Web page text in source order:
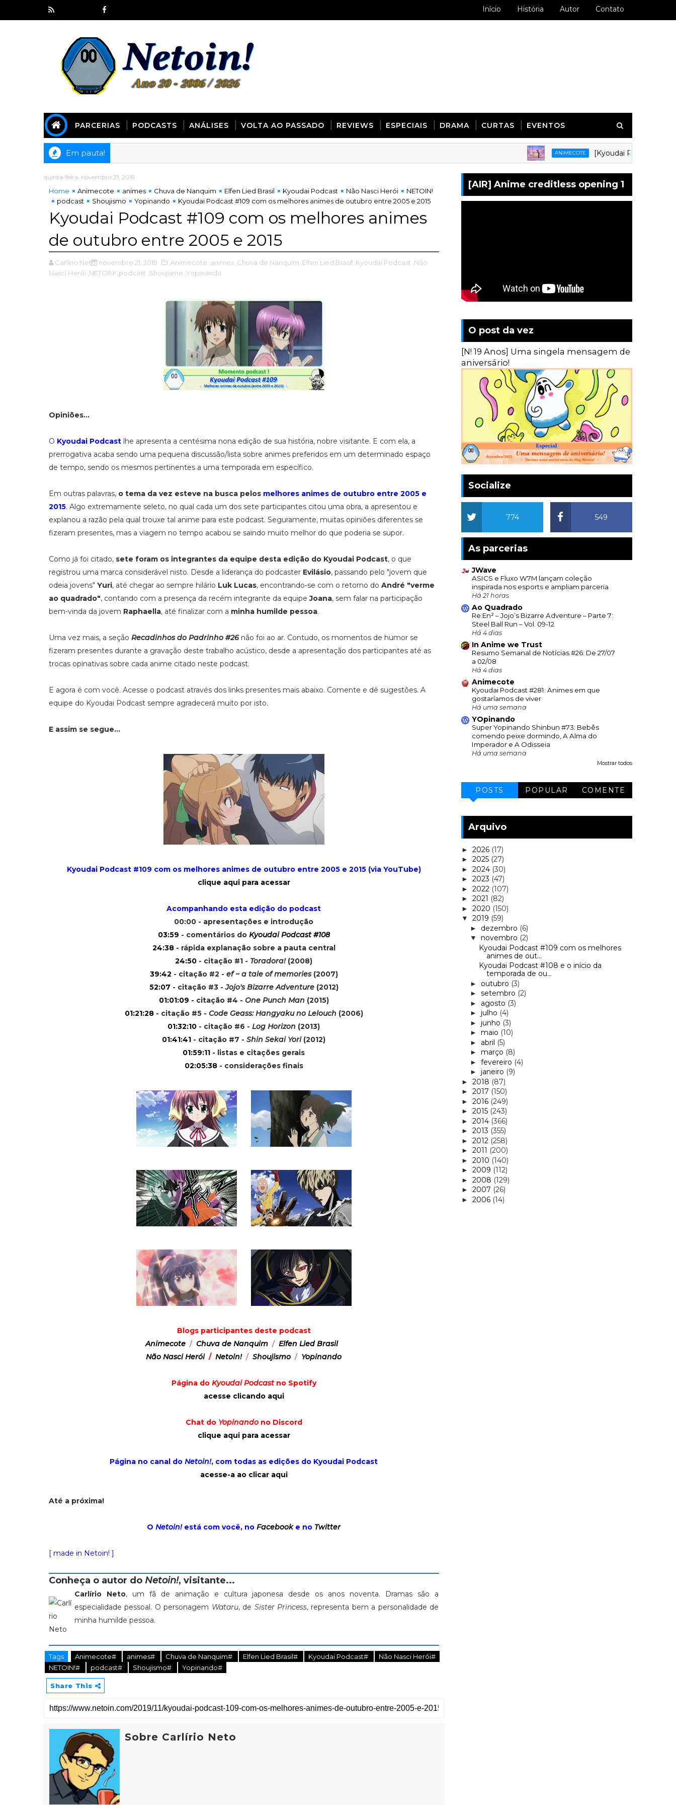
Início História Autor Contato
PARCERIAS PODCASTS ANÁLISES VOLTA AO PASSADO REVIEWS ESPECIAIS DRAMA CURTAS EVENTOS
Em pauta! ANIMECOTE [Kyoudai Podcast 281]
quinta-feira, novembro 21, 2019
Home Animecote animes Chuva de Nanquim Elfen Lied Brasil Kyoudai Podcast Não Nasci Herói
NETOIN!
podcast
Shoujismo Yopinando Kyoudai Podcast #109 com os melhores animes de outubro entre 2005 e 2015
Kyoudai Podcast #109 com os melhores animes
de outubro entre 2005 e 2015
Carlírio Neto novembro 21, 2019 ,Animecote ,animes ,Chuva de Nanquim ,Elfen Lied Brasil ,Kyoudai Podcast ,Não
Nasci Herói ,NETOIN! ,podcast ,Shoujismo ,Yopinando
Opiniões...
O Kyoudai Podcast lhe apresenta a centésima nona edição de sua história, nobre visitante. E com ela, a
prerrogativa acaba sendo uma pequena discussão/lista sobre animes preferidos em um determinado espaço
de tempo, sendo os mesmos pertinentes a uma temporada em específico.
Em outras palavras, o tema da vez esteve na busca pelos melhores animes de outubro entre 2005 e
2015. Algo extremamente seleto, no qual cada um dos sete participantes citou uma obra, a apresentou e
explanou a razão pela qual trouxe tal anime para este podcast. Seguramente, muitas opiniões diferentes se
fizeram presentes, mas a viagem no tempo acabou se saindo muito melhor do que poderia se supor.
Como já foi citado, sete foram os integrantes da equipe desta edição do Kyoudai Podcast, o que
registrou uma marca considerável nisto. Desde a liderança do podcaster Evilásio, passando pelo "jovem que
odeia jovens" Yuri, até chegar ao sempre hilário Luk Lucas, encontrando-se com o retorno do André "verme
ao quadrado", contando com a presença da recém integrante da equipeJoana, sem falar na participação
bem-vinda da jovem Raphaella, até finalizar com a minha humilde pessoa.
Uma vez mais, a seção Recadinhos do Padrinho #26não foi ao ar. Contudo, os momentos de humor se
fizeram presentes durante a gravação deste trabalho acústico, desde a apresentação dos participantes até as
trocas opinativas sobre cada anime citado neste podcast.
E agora é com você. Acesse o podcast através dos links presentes mais abaixo. Comente e dê sugestões. A
equipe do Kyoudai Podcast sempre agradecerá muito por isto.
E assim se segue...
Kyoudai Podcast #109 com os melhores animes de outubro entre 2005 e 2015 (via YouTube)
clique aqui para acessar
Acompanhando esta edição do podcast
00:00 - apresentações e introdução
03:59 - comentários do Kyoudai Podcast #108
24:38- rápida explanação sobre a pauta central
24:50 - citação #1 - Toradora!(2008)
39:42 - citação #2 - ef ~ a tale of memories(2007)
52:07 - citação #3 -Jojo's Bizarre Adventure(2012)
01:01:09 - citação #4 - One Punch Man (2015)
01:21:28- citação #5 - Code Geass: Hangyaku no Lelouch (2006)
01:32:10 - citação #6 -Log Horizon (2013)
01:41:41 - citação #7 -Shin Sekai Yori(2012)
01:59:11 - listas e citações gerais
02:05:38- considerações finais
Blogs participantes deste podcast
Animecote /Chuva de Nanquim /Elfen Lied Brasil
Não Nasci Herói / Netoin! /Shoujismo / Yopinando
Página do Kyoudai Podcastno Spotify
acesse clicando aqui
Chat do Yopinandono Discord
clique aqui para acessar
Página no canal doNetoin!, com todas as edições do Kyoudai Podcast
acesse-a ao clicar aqui
Até a próxima!
ONetoin!está com você, noFacebooke no Twitter
[ made in Netoin! ]
Conheça o autor do Netoin!, visitante...
Carlírio Neto, um fã de animação e cultura japonesa desde os anos noventa. Dramas são a
especialidade pessoal. O personagem Wataru, de Sister Princess, representa bem a personalidade de
minha humilde pessoa.
Tags Animecote# animes# Chuva de Nanquim# Elfen Lied Brasil# Kyoudai Podcast#
Não Nasci Herói#
NETOIN!#
podcast# Shoujismo# Yopinando#
Share This
Sobre Carlírio Neto
[AIR] Anime creditless opening 1
O post da vez
[N! 19 Anos] Uma singela mensagem de
aniversário!
Socialize
549
774
As parcerias
JWave
ASICS e Fluxo W7M lançam coleção
inspirada nos esports e ampliam parceria
Há 21 horas
Ao Quadrado
Re:En² – Jojo’s Bizarre Adventure – Parte 7:
Steel Ball Run – Vol. 09-12
Há 4 dias
In Anime we Trust
Resumo Semanal de Notícias #26: De 27/07
a 02/08
Há 4 dias
Animecote
Kyoudai Podcast #281: Animes em que
gostaríamos de viver
Há uma semana
YOpinando
Super Yopinando Shinbun #73: Bebês
comendo peixe dormindo, A Alma do
Imperador e A Odisseia
Há uma semana
Mostrar todos
POSTS POPULAR COMENTE
Arquivo
► 2026 (17)
► 2025 (27)
► 2024 (30)
► 2023 (47)
► 2022 (107)
► 2021 (82)
► 2020 (150)
▼ 2019 (59)
► dezembro (6)
▼ novembro (2)
Kyoudai Podcast #109 com os melhores
animes de out...
Kyoudai Podcast #108 e o início da
temporada de ou...
► outubro (3)
► setembro (2)
► agosto (3)
► julho (4)
► junho (3)
► maio (10)
► abril (5)
► março (8)
► fevereiro (4)
► janeiro (9)
► 2018 (87)
► 2017 (150)
► 2016 (249)
► 2015 (243)
► 2014 (366)
► 2013 (355)
► 2012 (258)
► 2011 (200)
► 2010 (140)
► 2009 (112)
► 2008 (129)
► 2007 (26)
► 2006 (14)